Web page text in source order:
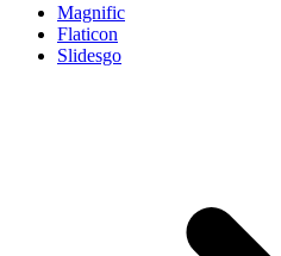
Magnific
Flaticon
Slidesgo